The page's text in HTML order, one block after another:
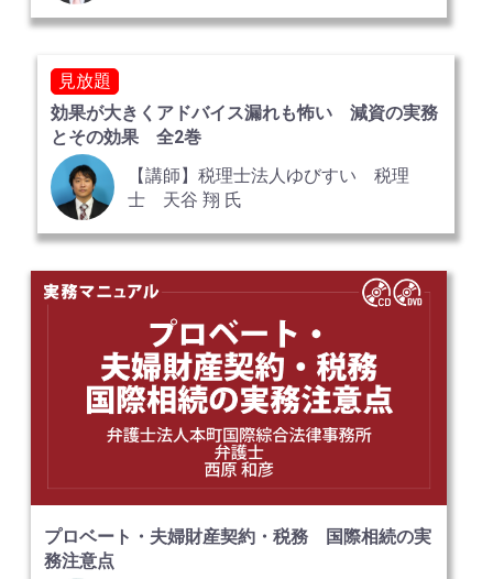
見放題
効果が大きくアドバイス漏れも怖い 減資の実務
とその効果 全2巻
【講師】税理士法人ゆびすい 税理
士 天谷 翔 氏
プロベート・夫婦財産契約・税務 国際相続の実
務注意点